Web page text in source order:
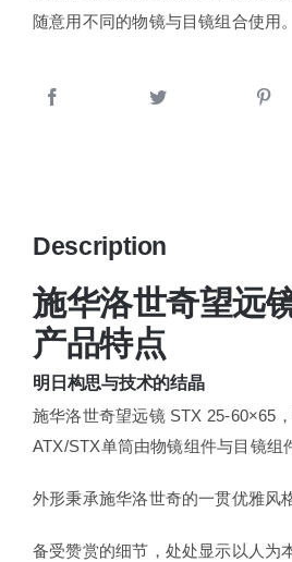
随意用不同的物镜与目镜组合使用。
Description
施华洛世奇望远
产品特点
明日构思与技术的结晶
施华洛世奇望远镜 STX 25-60×65
ATX/STX单筒由物镜组件与目镜组
外形秉承施华洛世奇的一贯优雅风
备受赞赏的细节，处处显示以人为